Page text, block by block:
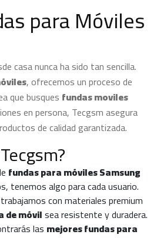
para Móviles
casa nunca ha sido tan sencilla.
, ofrecemos un proceso de
que busques fundas moviles
en persona, Tecgsm asegura
de calidad garantizada.
fundas para móviles Samsung
tenemos algo para cada usuario.
con materiales premium
de móvilsea resistente y duradera.
las mejores fundas para